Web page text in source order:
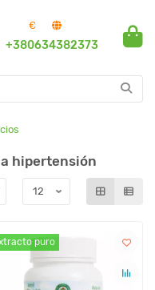
€
+380634382373
hipertensión
puro